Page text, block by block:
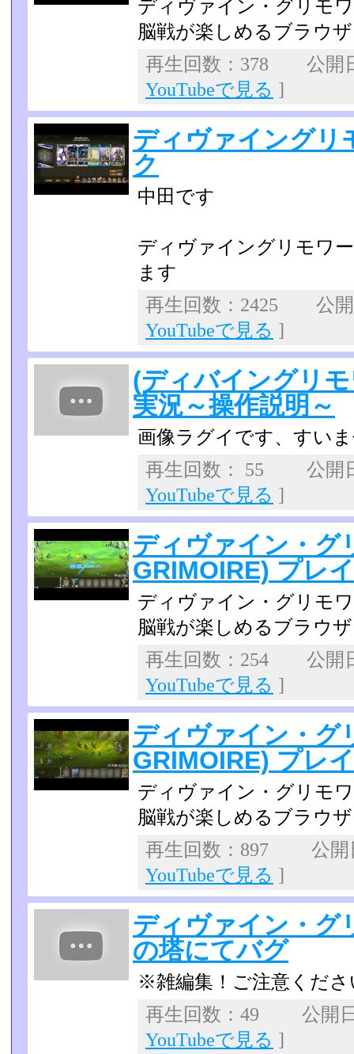
ディヴァイン・グリモ
脳戦が楽しめるブラウ
再生回数：378 公開
YouTubeで見る ]
ディヴァイング
ク
中田です
ディヴァイングリモワ
ます
再生回数：2425 公
YouTubeで見る ]
(ディバイングリ
実況～操作説明～
画像ラグイです、すい
再生回数： 55 公開
YouTubeで見る ]
ディヴァイン・グ
GRIMOIRE) プレ
ディヴァイン・グリモ
脳戦が楽しめるブラウ
再生回数：254 公開
YouTubeで見る ]
ディヴァイン・グ
GRIMOIRE) プレ
ディヴァイン・グリモ
脳戦が楽しめるブラウ
再生回数：897 公
YouTubeで見る ]
ディヴァイン・
の塔にてバグ
※雑編集！ご注意くださ
再生回数：49 公開
YouTubeで見る ]